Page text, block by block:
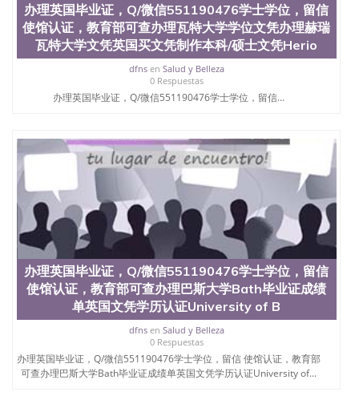
办理英国毕业证，Q/微信551190476学士学位，留信
使馆认证，教育部可查办理瓦特大学学位文凭办理赫瑞
瓦特大学文凭英国买文凭制作本科/硕士文凭Herio
dfnsen Salud y Belleza
0 Respuestas
办理英国毕业证，Q/微信551190476学士学位，留信...
办理英国毕业证，Q/微信551190476学士学位，留信
使馆认证，教育部可查办理巴斯大学Bath毕业证成绩
单英国文凭学历认证University of B
dfnsen Salud y Belleza
0 Respuestas
办理英国毕业证，Q/微信551190476学士学位，留信 使馆认证，教育部
可查办理巴斯大学Bath毕业证成绩单英国文凭学历认证University of...